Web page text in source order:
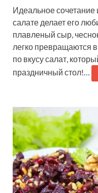
Идеальное сочетание
салате делает его
плавленый сыр,
легко превращаются
по вкусу салат,
праздничный стол!…